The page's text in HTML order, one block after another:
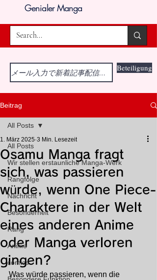
Genialer Manga
Beteiligung
Beitrag
All Posts
Wir stellen erstaunliche Manga-Werk
Rangfolge
Nachricht
Besonderheit
Rang
Anime
comics
All Posts
Osamu Manga fragt
sich, was passieren
würde, wenn One Piece-
Charaktere in der Welt
eines anderen Anime
oder Manga verloren
gingen?
1. März 2025 3 Min. Lesezeit
Was würde passieren, wenn die